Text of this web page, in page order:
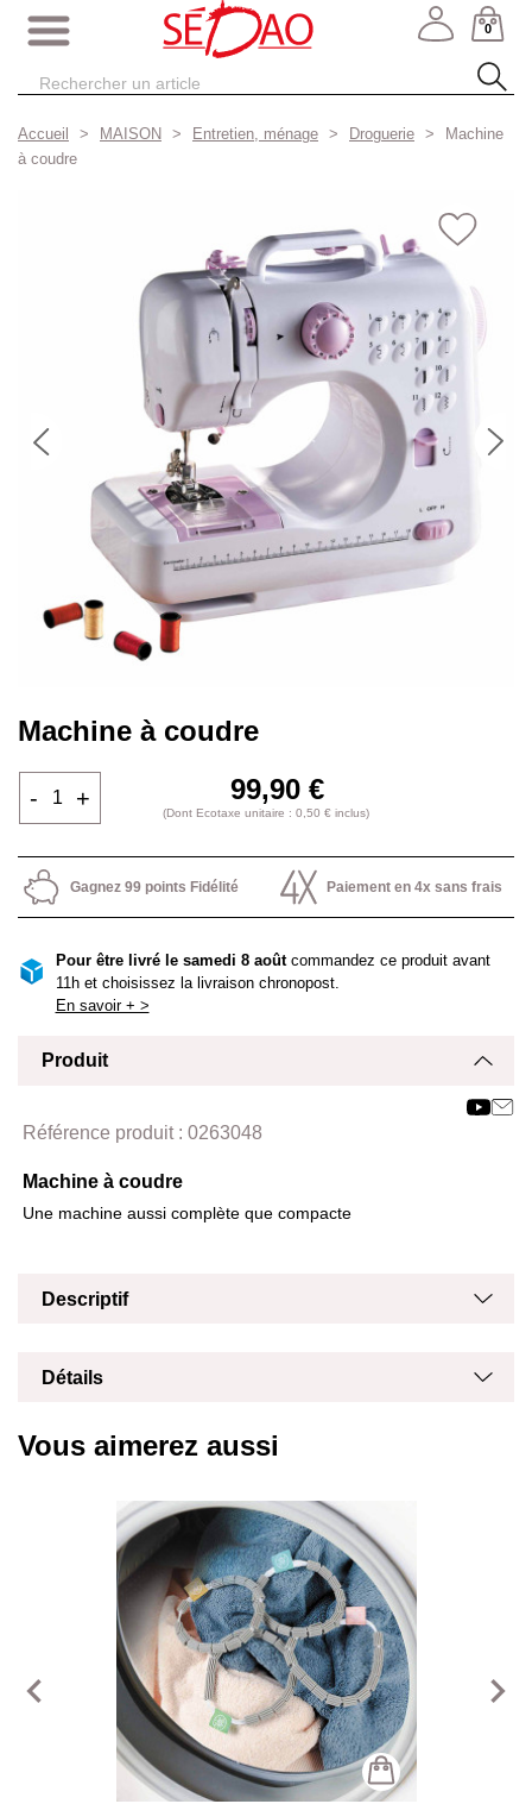
0
Accueil MAISON Entretien, ménage Droguerie
Machine
à coudre
Machine à coudre
99,90 €
(Dont Ecotaxe unitaire : 0,50 € inclus)
- +
Gagnez 99 points Fidélité Paiement en 4x sans frais
Pour être livré le samedi 8 aoûtcommandez ce produit avant
11h et choisissez la livraison chronopost.
En savoir + >
Produit
Référence produit : 0263048
Machine à coudre
Une machine aussi complète que compacte
Descriptif
Détails
Vous aimerez aussi
navigate_before navigate_next